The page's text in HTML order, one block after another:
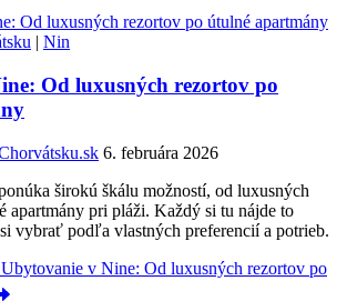
| Nin
Od luxusných rezortov po
6. februára 2026
širokú škálu možností, od luxusných
apartmány pri pláži. Každý si tu nájde to
vybrať podľa vlastných preferencií a potrieb.
v Nine: Od luxusných rezortov po